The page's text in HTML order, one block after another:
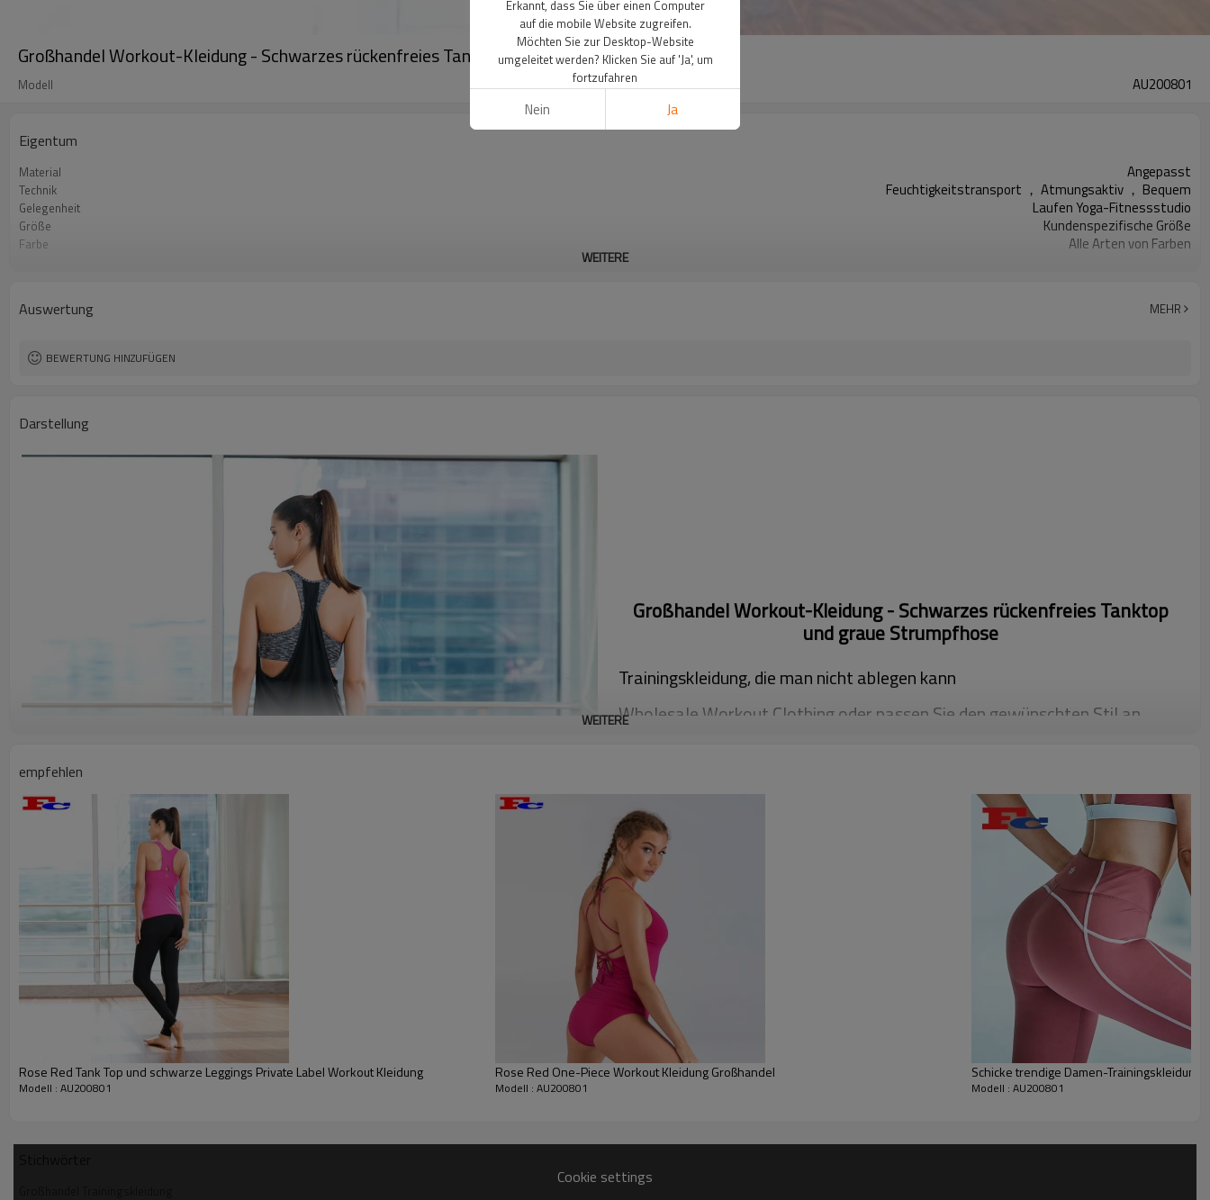
Großhandel Workout-Kleidung - Schwarzes rückenfreies Tanktop und graue Strumpfhose
Modell AU200801
Eigentum
Material Angepasst
Technik Feuchtigkeitstransport ， Atmungsaktiv ， Bequem
Gelegenheit Laufen Yoga-Fitnessstudio
Größe Kundenspezifische Größe
Farbe Alle Arten von Farben
WEITERE
Auswertung MEHR
BEWERTUNG HINZUFÜGEN
Darstellung
Großhandel Workout-Kleidung - Schwarzes rückenfreies Tanktop
und graue Strumpfhose
Trainingskleidung, die man nicht ablegen kann
Wholesale Workout Clothing oder passen Sie den gewünschten Stil an
zu drücken, um sich leicht bewegen zu können. Der eingebaute clevere BH
ist von der Außenschicht getrennt, um Komfort und Atmungsaktivität zu
erhöhen. Strumpfhosen: Graues und erfrischendes Aussehen, sorgfältig
ausgewählte Stoffe, Verpackung kann nicht fallen gelassen werden, hohe
Elastizität und Enge, angenehm zu tragen und nicht fest.
WEITERE
empfehlen
Rose Red Tank Top und schwarze Leggings Private Label Workout Kleidung
Modell : AU200801
Rose Red One-Piece Workout Kleidung Großhandel
Modell : AU200801
Schicke trendige Damen-Trainingskleidung
Modell : AU200801
Cookie settings
Erkannt, dass Sie über einen Computer
auf die mobile Website zugreifen.
Möchten Sie zur Desktop-Website
umgeleitet werden? Klicken Sie auf 'Ja', um
fortzufahren
Nein Ja